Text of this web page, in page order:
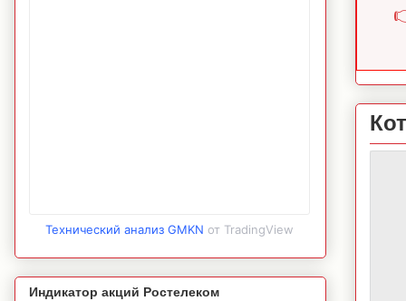
Технический анализ GMKN от TradingView
Индикатор акций Ростелеком